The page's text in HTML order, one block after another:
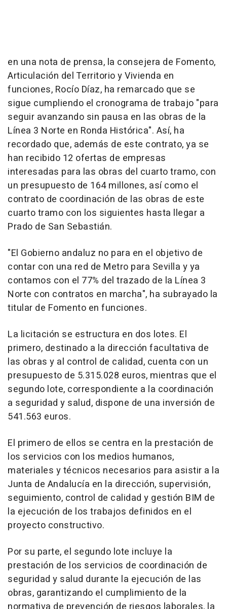
en una nota de prensa, la consejera de Fomento,
Articulación del Territorio y Vivienda en
funciones, Rocío Díaz, ha remarcado que se
sigue cumpliendo el cronograma de trabajo "para
seguir avanzando sin pausa en las obras de la
Línea 3 Norte en Ronda Histórica". Así, ha
recordado que, además de este contrato, ya se
han recibido 12 ofertas de empresas
interesadas para las obras del cuarto tramo, con
un presupuesto de 164 millones, así como el
contrato de coordinación de las obras de este
cuarto tramo con los siguientes hasta llegar a
Prado de San Sebastián.
"El Gobierno andaluz no para en el objetivo de
contar con una red de Metro para Sevilla y ya
contamos con el 77% del trazado de la Línea 3
Norte con contratos en marcha", ha subrayado la
titular de Fomento en funciones.
La licitación se estructura en dos lotes. El
primero, destinado a la dirección facultativa de
las obras y al control de calidad, cuenta con un
presupuesto de 5.315.028 euros, mientras que el
segundo lote, correspondiente a la coordinación
a seguridad y salud, dispone de una inversión de
541.563 euros.
El primero de ellos se centra en la prestación de
los servicios con los medios humanos,
materiales y técnicos necesarios para asistir a la
Junta de Andalucía en la dirección, supervisión,
seguimiento, control de calidad y gestión BIM de
la ejecución de los trabajos definidos en el
proyecto constructivo.
Por su parte, el segundo lote incluye la
prestación de los servicios de coordinación de
seguridad y salud durante la ejecución de las
obras, garantizando el cumplimiento de la